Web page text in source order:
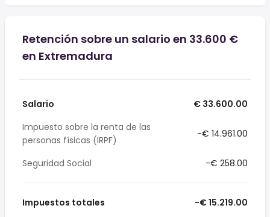
Retención sobre un salario en 33.600 €
en Extremadura
Salario
€ 33.600.00
Impuesto sobre la renta de las
personas físicas (IRPF)
-€ 14.961.00
Seguridad Social -€ 258.00
Impuestos totales -€ 15.219.00